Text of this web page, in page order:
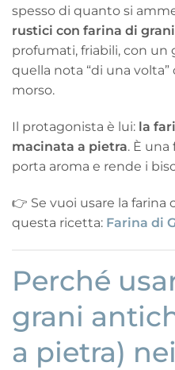
spesso di quanto si
rustici con farina di
profumati, friabili, con un
quella nota “di una
morso.
Il protagonista è lui: la
macinata a pietra. È una
porta aroma e rende i
👉 Se vuoi usare la farina
questa ricetta: Farina di
Perché
grani
a pietra)